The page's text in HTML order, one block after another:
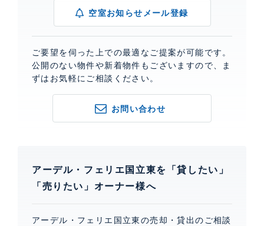
空室お知らせメール登録
ご要望を伺った上での最適なご提案が可能です。
公開のない物件や新着物件もございますので、ま
ずはお気軽にご相談ください。
お問い合わせ
アーデル・フェリエ国立東を「貸したい」
「売りたい」オーナー様へ
アーデル・フェリエ国立東の売却・貸出のご相談